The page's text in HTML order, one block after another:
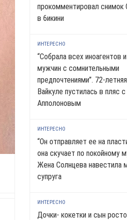
прокомментировал снимок
в 6икини
ИНТЕРЕСНО
“Собрала всех иноагентов и
мужчин с сомнительными
предпочтениями”. 72-летняя
Вайкуле пустилась в пляс с
Апполоновым
ИНТЕРЕСНО
“Он отправляет ее на
она скучает по noкoйномy
Жена Солнцева навестила
супруга
ИНТЕРЕСНО
Дочки- кокетки и сын